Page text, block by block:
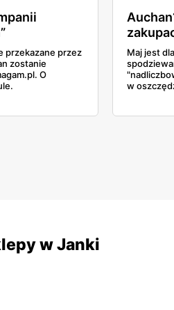
przekazane przez
zostanie
O
Maj jest
w
w Janki